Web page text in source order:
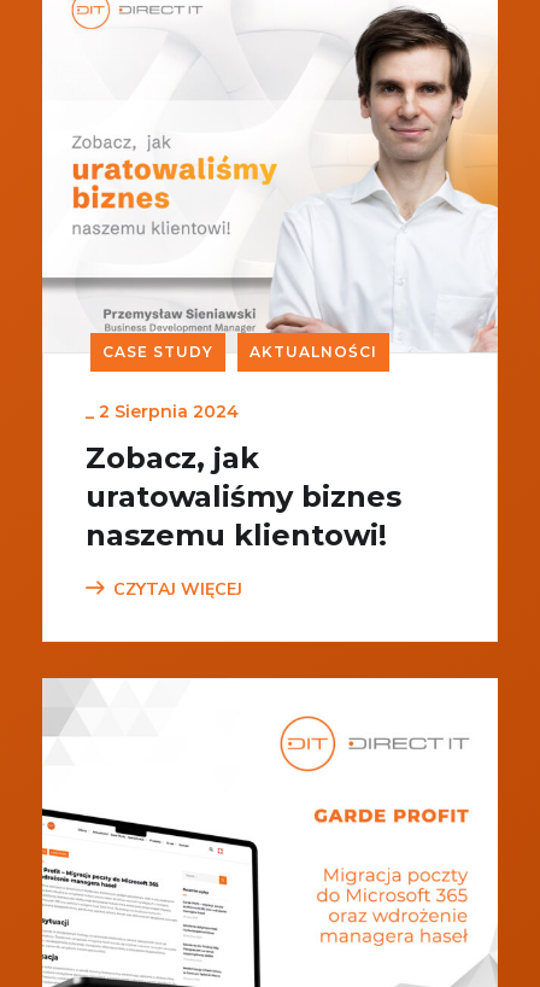
CASE STUDY AKTUALNOŚCI
_ 2 Sierpnia 2024
Zobacz, jak
uratowaliśmy biznes
naszemu klientowi!
CZYTAJ WIĘCEJ